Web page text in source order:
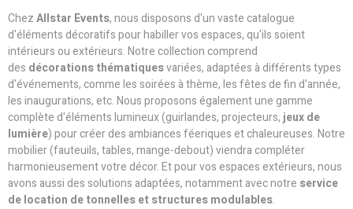
ChezAllstar Events, nous disposons d'un vaste catalogue
d'éléments décoratifs pour habiller vos espaces, qu'ils soient
intérieurs ou extérieurs. Notre collection comprend
des décorations thématiquesvariées, adaptées à différents types
d'événements, comme les soirées à thème, les fêtes de fin d'année,
les inaugurations, etc. Nous proposons également une gamme
complète d'éléments lumineux (guirlandes, projecteurs, jeux de
lumière) pour créer des ambiances féeriques et chaleureuses. Notre
mobilier (fauteuils, tables, mange-debout) viendra compléter
harmonieusement votre décor. Et pour vos espaces extérieurs, nous
avons aussi des solutions adaptées, notamment avec notre service
de location de tonnelles et structures modulables.